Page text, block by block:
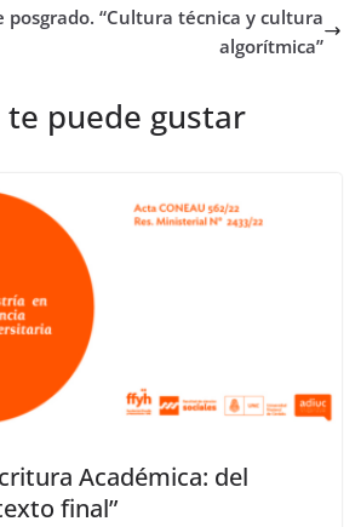
posgrado. “Cultura técnica y cultura
algorítmica”
puede gustar
Académica: del
final”